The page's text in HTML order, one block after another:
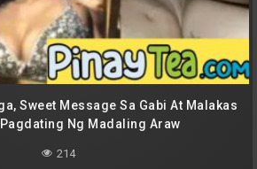
Sweet Message Sa Gabi At Malakas
Ng Madaling Araw
214